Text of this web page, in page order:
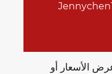
الأسعار أو